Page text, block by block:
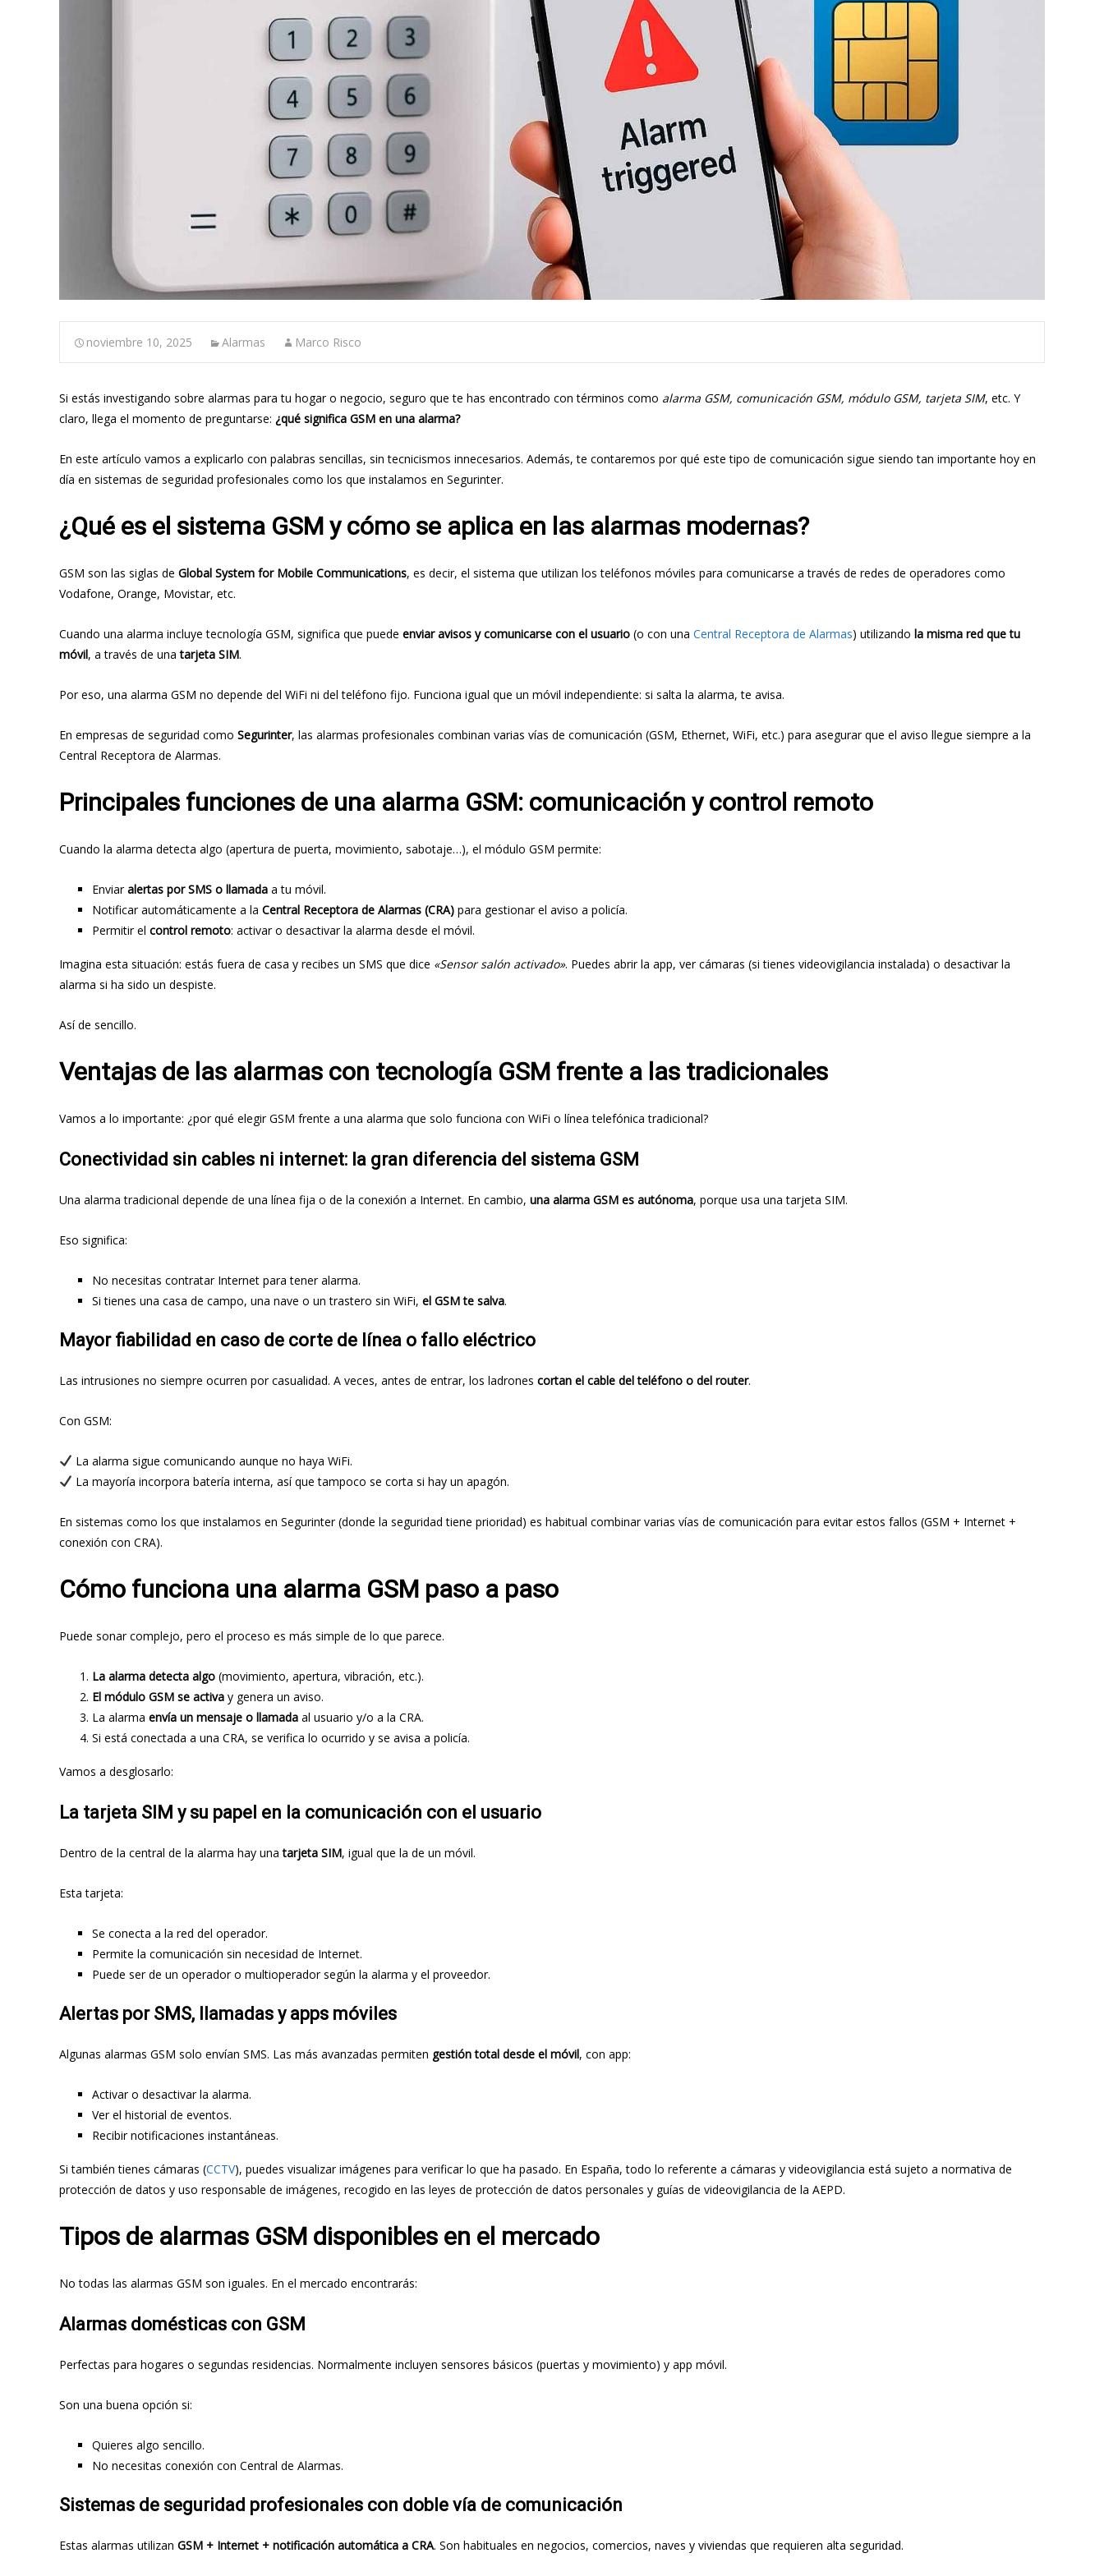
noviembre 10, 2025 Alarmas Marco Risco
Si estás investigando sobre alarmas para tu hogar o negocio, seguro que te has encontrado con términos como alarma GSM, comunicación GSM, módulo GSM, tarjeta SIM, etc. Y
claro, llega el momento de preguntarse: ¿qué significa GSM en una alarma?
En este artículo vamos a explicarlo con palabras sencillas, sin tecnicismos innecesarios. Además, te contaremos por qué este tipo de comunicación sigue siendo tan importante hoy en
día en sistemas de seguridad profesionales como los que instalamos en Segurinter.
¿Qué es el sistema GSM y cómo se aplica en las alarmas modernas?
GSM son las siglas de Global System for Mobile Communications, es decir, el sistema que utilizan los teléfonos móviles para comunicarse a través de redes de operadores como
Vodafone, Orange, Movistar, etc.
Cuando una alarma incluye tecnología GSM, significa que puede enviar avisos y comunicarse con el usuario (o con una Central Receptora de Alarmas) utilizando la misma red que tu
móvil, a través de unatarjeta SIM.
Por eso, una alarma GSM no depende del WiFi ni del teléfono fijo. Funciona igual que un móvil independiente: si salta la alarma, te avisa.
En empresas de seguridad como Segurinter, las alarmas profesionales combinan varias vías de comunicación (GSM, Ethernet, WiFi, etc.) para asegurar que el aviso llegue siempre a la
Central Receptora de Alarmas.
Principales funciones de una alarma GSM: comunicación y control remoto
Cuando la alarma detecta algo (apertura de puerta, movimiento, sabotaje…), el módulo GSM permite:
Enviaralertas por SMS o llamada a tu móvil.
Notificar automáticamente a la Central Receptora de Alarmas (CRA) para gestionar el aviso a policía.
Permitir el control remoto: activar o desactivar la alarma desde el móvil.
Imagina esta situación: estás fuera de casa y recibes un SMS que dice «Sensor salón activado». Puedes abrir la app, ver cámaras (si tienes videovigilancia instalada) o desactivar la
alarma si ha sido un despiste.
Así de sencillo.
Ventajas de las alarmas con tecnología GSM frente a las tradicionales
Vamos a lo importante: ¿por qué elegir GSM frente a una alarma que solo funciona con WiFi o línea telefónica tradicional?
Conectividad sin cables ni internet: la gran diferencia del sistema GSM
Una alarma tradicional depende de una línea fija o de la conexión a Internet. En cambio, una alarma GSM es autónoma, porque usa una tarjeta SIM.
Eso significa:
No necesitas contratar Internet para tener alarma.
Si tienes una casa de campo, una nave o un trastero sin WiFi, el GSM te salva.
Mayor fiabilidad en caso de corte de línea o fallo eléctrico
Las intrusiones no siempre ocurren por casualidad. A veces, antes de entrar, los ladrones cortan el cable del teléfono o del router.
Con GSM:
La alarma sigue comunicando aunque no haya WiFi.
La mayoría incorpora batería interna, así que tampoco se corta si hay un apagón.
En sistemas como los que instalamos en Segurinter (donde la seguridad tiene prioridad) es habitual combinar varias vías de comunicación para evitar estos fallos (GSM + Internet +
conexión con CRA).
Cómo funciona una alarma GSM paso a paso
Puede sonar complejo, pero el proceso es más simple de lo que parece.
La alarma detecta algo (movimiento, apertura, vibración, etc.).
El módulo GSM se activa y genera un aviso.
La alarma envía un mensaje o llamada al usuario y/o a la CRA.
Si está conectada a una CRA, se verifica lo ocurrido y se avisa a policía.
Vamos a desglosarlo:
La tarjeta SIM y su papel en la comunicación con el usuario
Dentro de la central de la alarma hay unatarjeta SIM, igual que la de un móvil.
Esta tarjeta:
Se conecta a la red del operador.
Permite la comunicación sin necesidad de Internet.
Puede ser de un operador o multioperador según la alarma y el proveedor.
Alertas por SMS, llamadas y apps móviles
Algunas alarmas GSM solo envían SMS. Las más avanzadas permiten gestión total desde el móvil, con app:
Activar o desactivar la alarma.
Ver el historial de eventos.
Recibir notificaciones instantáneas.
Si también tienes cámaras (CCTV), puedes visualizar imágenes para verificar lo que ha pasado. En España, todo lo referente a cámaras y videovigilancia está sujeto a normativa de
protección de datos y uso responsable de imágenes, recogido en las leyes de protección de datos personales y guías de videovigilancia de la AEPD.
Tipos de alarmas GSM disponibles en el mercado
No todas las alarmas GSM son iguales. En el mercado encontrarás:
Alarmas domésticas con GSM
Perfectas para hogares o segundas residencias. Normalmente incluyen sensores básicos (puertas y movimiento) y app móvil.
Son una buena opción si:
Quieres algo sencillo.
No necesitas conexión con Central de Alarmas.
Sistemas de seguridad profesionales con doble vía de comunicación
Estas alarmas utilizan GSM + Internet + notificación automática a CRA. Son habituales en negocios, comercios, naves y viviendas que requieren alta seguridad.